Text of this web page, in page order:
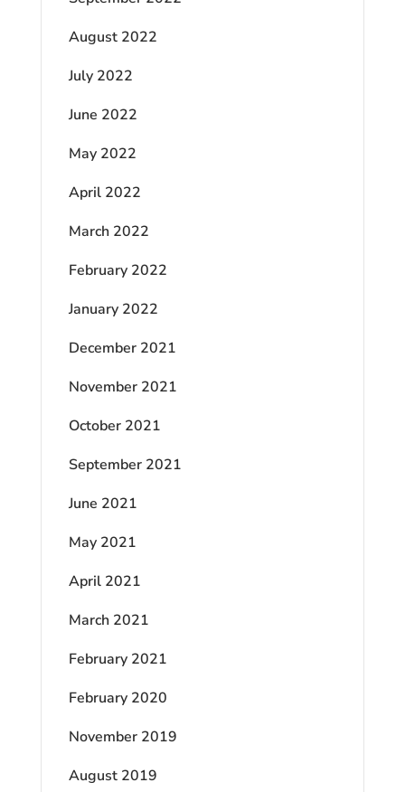
August 2022
July 2022
June 2022
May 2022
April 2022
March 2022
February 2022
January 2022
December 2021
November 2021
October 2021
September 2021
June 2021
May 2021
April 2021
March 2021
February 2021
February 2020
November 2019
August 2019